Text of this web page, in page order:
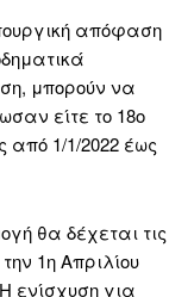
απόφαση
μπορούν να
είτε το 18ο
από 1/1/2022 έως
θα δέχεται τις
1η Απριλίου
ενίσχυση για